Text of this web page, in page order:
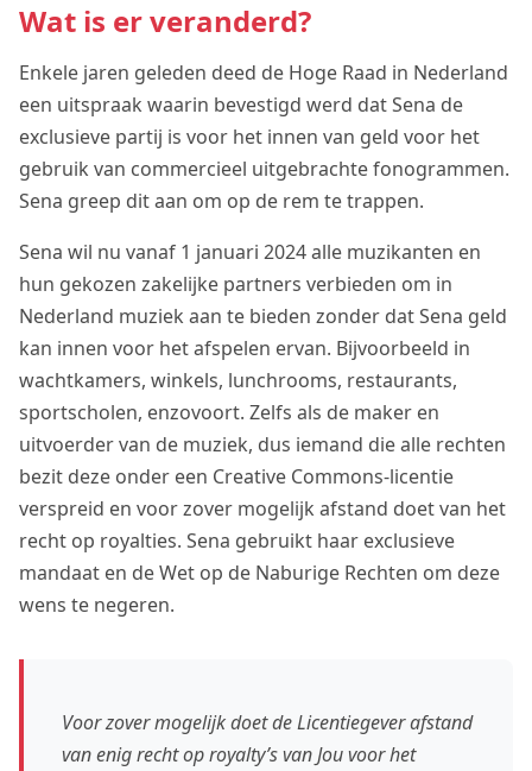
Wat is er veranderd?
Enkele jaren geleden deed de Hoge Raad in Nederland
een uitspraak waarin bevestigd werd dat Sena de
exclusieve partij is voor het innen van geld voor het
gebruik van commercieel uitgebrachte fonogrammen.
Sena greep dit aan om op de rem te trappen.
Sena wil nu vanaf 1 januari 2024 alle muzikanten en
hun gekozen zakelijke partners verbieden om in
Nederland muziek aan te bieden zonder dat Sena geld
kan innen voor het afspelen ervan. Bijvoorbeeld in
wachtkamers, winkels, lunchrooms, restaurants,
sportscholen, enzovoort. Zelfs als de maker en
uitvoerder van de muziek, dus iemand die alle rechten
bezit deze onder een Creative Commons-licentie
verspreid en voor zover mogelijk afstand doet van het
recht op royalties. Sena gebruikt haar exclusieve
mandaat en de Wet op de Naburige Rechten om deze
wens te negeren.
Voor zover mogelijk doet de Licentiegever afstand
van enig recht op royalty’s van Jou voor het